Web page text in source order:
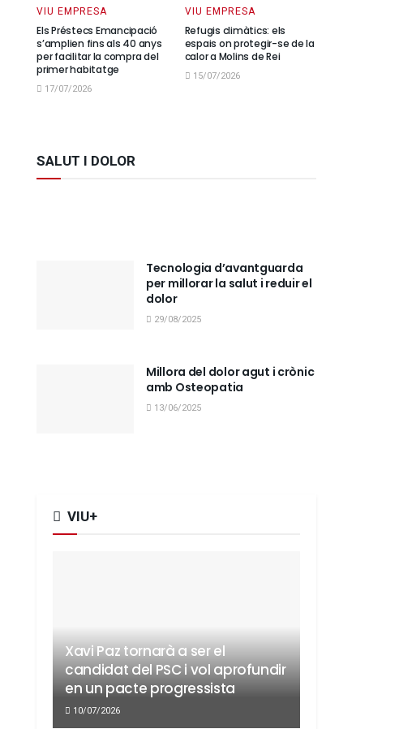
VIU EMPRESA
Els Préstecs Emancipació
s’amplien fins als 40 anys
per facilitar la compra del
primer habitatge
17/07/2026
VIU EMPRESA
Refugis climàtics: els
espais on protegir-se de la
calor a Molins de Rei
15/07/2026
SALUT I DOLOR
Tecnologia d’avantguarda
per millorar la salut i reduir el
dolor
29/08/2025
Millora del dolor agut i crònic
amb Osteopatia
13/06/2025
VIU+
Xavi Paz tornarà a ser el
candidat del PSC i vol aprofundir
en un pacte progressista
10/07/2026